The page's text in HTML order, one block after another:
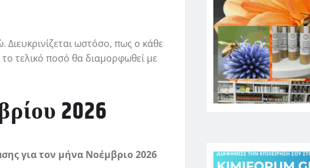
ωστόσο, πως ο κάθε
τελικό ποσό θα διαμορφωθεί με
2026
για τον μήνα Νοέμβριο 2026